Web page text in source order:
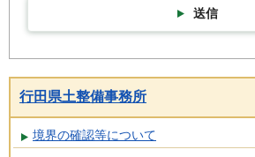
送信
行田県土整備事務所
境界の確認等について